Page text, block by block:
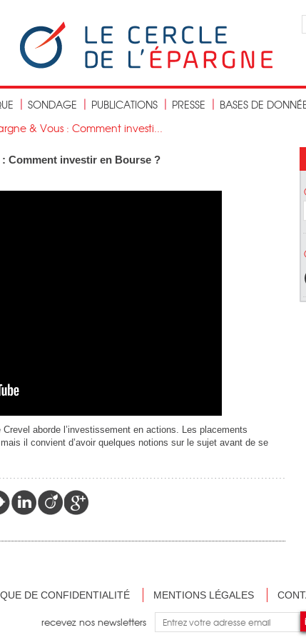
SONDAGE PUBLICATIONS PRESSE
BASES DE
& Vous : Comment investi...
Comment investir en Bourse ?
aborde l’investissement en actions. Les placements
il convient d’avoir quelques notions sur le sujet avant de se
DE CONFIDENTIALITÉ MENTIONS LÉGALES
recevez nos newsletters